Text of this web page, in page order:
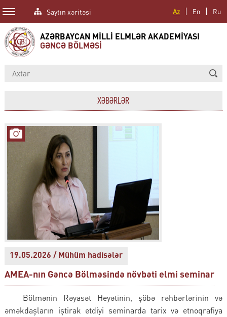
Az En Ru
Saytın xəritəsi
AZƏRBAYCAN MİLLİ ELMLƏR AKADEMİYASI
GƏNCƏ BÖLMƏSİ
XƏBƏRLƏR
19.05.2026 / Mühüm hadisələr
AMEA-nın Gəncə Bölməsində növbəti elmi seminar
Bölmənin Rəyasət Heyətinin, şöbə rəhbərlərinin və
əməkdaşların iştirak etdiyi seminarda tarix və etnoqrafiya